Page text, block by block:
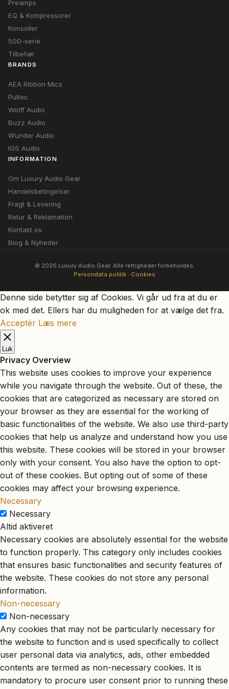
Preamps
EQ & Kompressorer
Konsoller
500-serie
Tilbehør
BRANDS
AEA Ribbon Mics
Pultec
Wolff Audio
Buzz Audio
Wunder Audio
IGS Audio
INFORMATION
Om Luxury Audio Gear
Handelsbetingelser
Fragt & Levering
Retur & Reklamation
Kontakt os
Blog & Nyheder
© 2026 Luxury Audio Gear. Alle rettigheder forbeholdes.
Persondata politik · Cookies
Denne side betytter sig af Cookies. Vi går ud fra at du er
ok med det. Ellers har du muligheden for at vælge det fra.
Acceptér Læs mere
Luk
Privacy Overview
This website uses cookies to improve your experience
while you navigate through the website. Out of these, the
cookies that are categorized as necessary are stored on
your browser as they are essential for the working of
basic functionalities of the website. We also use third-party
cookies that help us analyze and understand how you use
this website. These cookies will be stored in your browser
only with your consent. You also have the option to opt-
out of these cookies. But opting out of some of these
cookies may affect your browsing experience.
Necessary
Necessary
Altid aktiveret
Necessary cookies are absolutely essential for the website
to function properly. This category only includes cookies
that ensures basic functionalities and security features of
the website. These cookies do not store any personal
information.
Non-necessary
Non-necessary
Any cookies that may not be particularly necessary for
the website to function and is used specifically to collect
user personal data via analytics, ads, other embedded
contents are termed as non-necessary cookies. It is
mandatory to procure user consent prior to running these